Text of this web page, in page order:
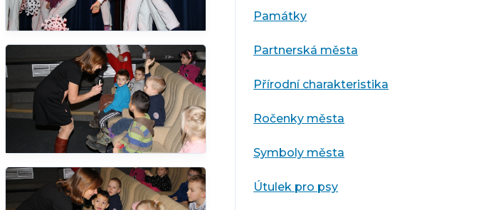
Památky
Partnerská města
Přírodní charakteristika
Ročenky města
Symboly města
Útulek pro psy